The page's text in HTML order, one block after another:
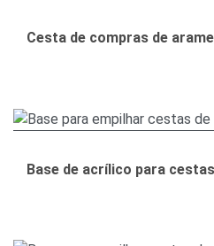
Cesta de compras de
Base de acrílico para cestas